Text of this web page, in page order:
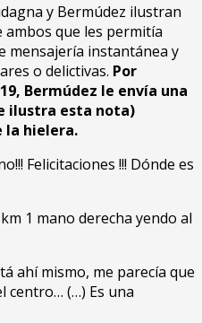
y Bermúdez ilustran
que les permitía
mensajería instantánea y
o delictivas. Por
Bermúdez le envía una
ilustra esta nota)
la hielera.
Felicitaciones !!! Dónde es
1 mano derecha yendo al
ahí mismo, me parecía que
centro… (…) Es una